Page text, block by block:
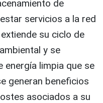
de
servicios a la red
su ciclo de
y se
energía limpia que se
generan beneficios
asociados a su